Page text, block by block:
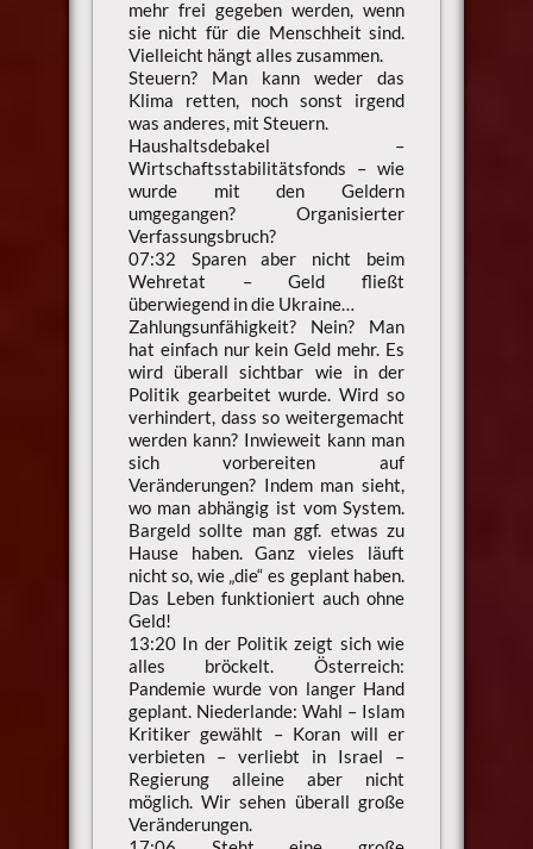
mehr frei gegeben werden, wenn
sie nicht für die Menschheit sind.
Vielleicht hängt alles zusammen.
Steuern? Man kann weder das
Klima retten, noch sonst irgend
was anderes, mit Steuern.
Haushaltsdebakel –
Wirtschaftsstabilitätsfonds – wie
wurde mit den Geldern
umgegangen? Organisierter
Verfassungsbruch?
07:32 Sparen aber nicht beim
Wehretat – Geld fließt
überwiegend in die Ukraine…
Zahlungsunfähigkeit? Nein? Man
hat einfach nur kein Geld mehr. Es
wird überall sichtbar wie in der
Politik gearbeitet wurde. Wird so
verhindert, dass so weitergemacht
werden kann? Inwieweit kann man
sich vorbereiten auf
Veränderungen? Indem man sieht,
wo man abhängig ist vom System.
Bargeld sollte man ggf. etwas zu
Hause haben. Ganz vieles läuft
nicht so, wie „die“ es geplant haben.
Das Leben funktioniert auch ohne
Geld!
13:20 In der Politik zeigt sich wie
alles bröckelt. Österreich:
Pandemie wurde von langer Hand
geplant. Niederlande: Wahl – Islam
Kritiker gewählt – Koran will er
verbieten – verliebt in Israel –
Regierung alleine aber nicht
möglich. Wir sehen überall große
Veränderungen.